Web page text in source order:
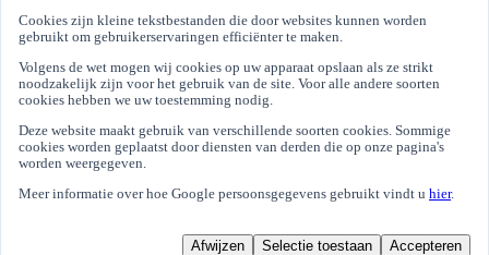
Cookies zijn kleine tekstbestanden die door websites kunnen worden
gebruikt om gebruikerservaringen efficiënter te maken.
Volgens de wet mogen wij cookies op uw apparaat opslaan als ze strikt
noodzakelijk zijn voor het gebruik van de site. Voor alle andere soorten
cookies hebben we uw toestemming nodig.
Deze website maakt gebruik van verschillende soorten cookies. Sommige
cookies worden geplaatst door diensten van derden die op onze pagina's
worden weergegeven.
Meer informatie over hoe Google persoonsgegevens gebruikt vindt u hier.
Afwijzen Selectie toestaan Accepteren